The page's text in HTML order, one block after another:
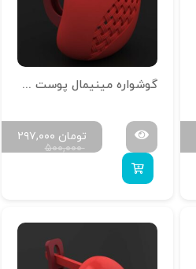
گوشواره مینیمال پوست خور تمام آینه G-M-P-08
۵۰۰,۰۰۰
۲۹۷,۰۰۰ تومان